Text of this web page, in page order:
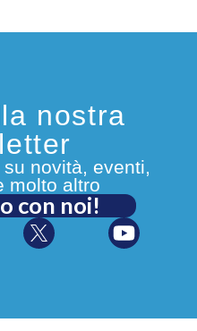
nostra
novità, eventi,
molto altro
con noi!